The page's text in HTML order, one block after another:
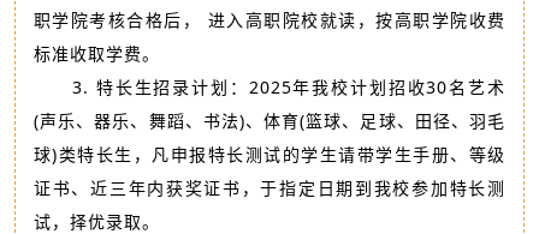
职学院考核合格后， 进入高职院校就读，按高职学院收费
标准收取学费。
3. 特长生招录计划：2025年我校计划招收30名艺术
(声乐、器乐、舞蹈、书法)、体育(篮球、足球、田径、羽毛
球)类特长生，凡申报特长测试的学生请带学生手册、等级
证书、近三年内获奖证书，于指定日期到我校参加特长测
试，择优录取。